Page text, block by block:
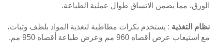
الورق، مما يضمن الاتساق طوال عملية الطباعة.
نظام التغذية : يستخدم بكرات مطاطية لتغذية المواد بلطف وثبات،
مع استيعاب عرض أقصاه 960 مم وعرض طباعة أقصاه 950 مم.